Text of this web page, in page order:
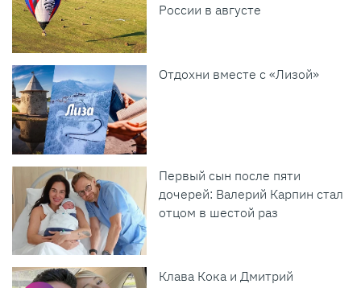
России в августе
Отдохни вместе с «Лизой»
Первый сын после пяти
дочерей: Валерий Карпин стал
отцом в шестой раз
Клава Кока и Дмитрий